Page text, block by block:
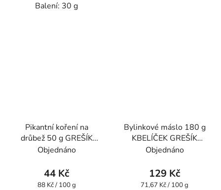
Balení: 30 g
Pikantní koření na
drůbež 50 g GREŠÍK
Dobré koření
Objednáno
44 Kč
Měrná
88 Kč / 100 g
Bylinkové máslo 180 g
KBELÍČEK GREŠÍK
Dobré koření
Objednáno
129 Kč
Měrná
71,67 Kč / 100 g